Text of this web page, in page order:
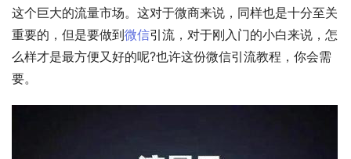
这个巨大的流量市场。这对于微商来说，同样也是十分至关
重要的，但是要做到微信引流，对于刚入门的小白来说，怎
么样才是最方便又好的呢?也许这份微信引流教程，你会需
要。